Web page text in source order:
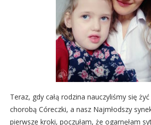
Teraz, gdy całą rodzina nauczyliśmy się
chorobą Córeczki, a nasz Najmłodszy
pierwsze kroki, poczułam, że ogarnęłam